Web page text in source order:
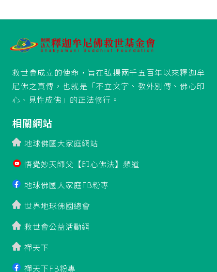
救世會成立的使命，旨在弘揚兩千五百年以來釋迦牟
尼佛之真傳，也就是「不立文字、教外別傳、佛心印
心、見性成佛」的正法修行。
相關網站
地球佛國大家庭網站
悟覺妙天師父【印心佛法】頻道
地球佛國大家庭FB粉專
世界地球佛國總會
救世會公益活動網
禪天下
禪天下FB粉專